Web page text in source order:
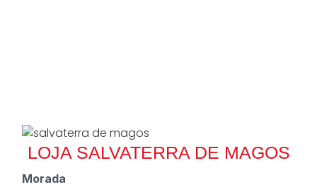
LOJA SALVATERRA DE MAGOS
Morada